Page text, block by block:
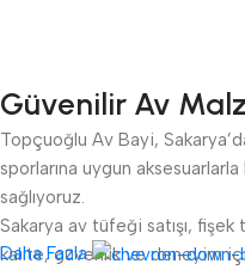
Güvenilir Av
Topçuoğlu Av Bayi,
sporlarına uygun
sağlıyoruz.
Sakarya av tüfeği satışı,
kalite, güvenlik ve deneyim
Daha Fazla